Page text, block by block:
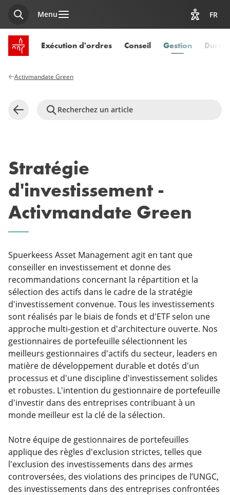
Recherche
Menu Afficher
FR
Accueil SPUERKEESS
Exécution d'ordres Conseil GestionPage
Activmandate Green
Retour Recherchez un article
Stratégie
d'investissement -
Activmandate Green
Spuerkeess Asset Management agit en tant que
conseiller en investissement et donne des
recommandations concernant la répartition et la
sélection des actifs dans le cadre de la stratégie
d'investissement convenue. Tous les investissements
sont réalisés par le biais de fonds et d'ETF selon une
approche multi-gestion et d'architecture ouverte. Nos
gestionnaires de portefeuille sélectionnent les
meilleurs gestionnaires d'actifs du secteur, leaders en
matière de développement durable et dotés d'un
processus et d'une discipline d'investissement solides
et robustes. L'intention du gestionnaire de portefeuille
d'investir dans des entreprises contribuant à un
monde meilleur est la clé de la sélection.
Notre équipe de gestionnaires de portefeuilles
applique des règles d'exclusion strictes, telles que
l'exclusion des investissements dans des armes
controversées, des violations des principes de l’UNGC,
des investissements dans des entreprises confrontées